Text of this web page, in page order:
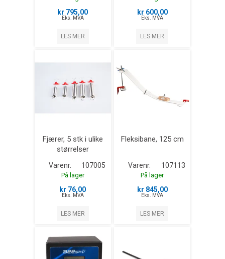
kr 795,00
Eks. MVA
LES MER
kr 600,00
Eks. MVA
LES MER
Fjærer, 5 stk i ulike
størrelser
Varenr. 107005
På lager
kr 76,00
Eks. MVA
LES MER
Fleksibane, 125 cm
Varenr. 107113
På lager
kr 845,00
Eks. MVA
LES MER